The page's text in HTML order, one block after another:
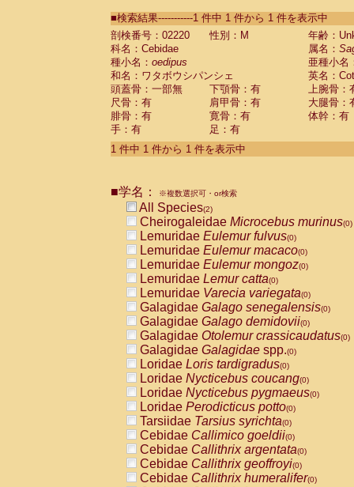
CebidaeSaguinus labiatus(0)
Cebidae Saguinus leucopus (0)
Cebidae
Cebidae
CebidaeSaguinus nigricollis (1)
Cebidae Saguinus oedipus
Cebidae Saguinus weddelli
Cebidae Saguinusspp.
Cebidae Aotus trivirgatus
Cebidae Cebus albifrons
CebidaeCebus nigrivittatus
CebidaeCebus
CebidaeSaimiri boliviensis(0)
CebidaeSaimiri sciureus(0)
AtelidaeAlouatta caraya(0)
AtelidaeAlouatta fusca(0)
AtelidaeAlouatta seniculus
AtelidaeAlouattaspp.(0)
AtelidaeAteles belzebuth(0)
AtelidaeAteles geoffroyi(0)
AtelidaeAteles paniscus(0)
AtelidaeAtelesspp.(0)
Atelidae Lagothrix lagothricha
AtelidaeLagothrix lagothricha cana
PitheciidaeCacajao calvus
PitheciidaeCallicebus cupreus
PitheciidaeCallicebus donacophilus
PitheciidaeCallicebus moloch
PitheciidaeCallicebus torquatus
PitheciidaeCallicebusspp.(0)
PitheciidaeChiropotes satanas(0)
■検索結果-----------1 件中 1 件から 1 件を表示中
剖検番号：02220
性別：M
年齢：
科名：Cebidae
属名：
種小名： oedipus
亜種小名
和名：ワタボウシパンシェ
英名：
頭蓋骨：一部無
下顎骨：有
上腕骨：
尺骨：有
肩甲骨：有
大腿骨：
腓骨：有
寛骨：有
体幹：有
手：有
足：有
1 件中 1 件から 1 件を表示中
■学名： ※複数選択可・or検索
All Species(2)
Cheirogaleidae Microcebus murinus(0)
Lemuridae Eulemur fulvus(0)
Lemuridae Eulemur macaco(0)
Lemuridae Eulemur mongoz(0)
Lemuridae Lemur catta(0)
Lemuridae Varecia variegata(0)
Galagidae Galago senegalensis(0)
Galagidae Galago demidovii(0)
Galagidae Otolemur crassicaudatus(0)
Galagidae Galagidae spp.(0)
Loridae Loris tardigradus(0)
Loridae Nycticebus coucang(0)
Loridae Nycticebus pygmaeus(0)
Loridae Perodicticus potto(0)
Tarsiidae Tarsius syrichta(0)
Cebidae Callimico goeldii(0)
Cebidae Callithrix argentata(0)
Cebidae Callithrix geoffroyi(0)
Cebidae Callithrix humeralifer(0)